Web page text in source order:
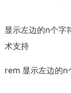
显示左边的n个字
术支持
rem 显示左边的n